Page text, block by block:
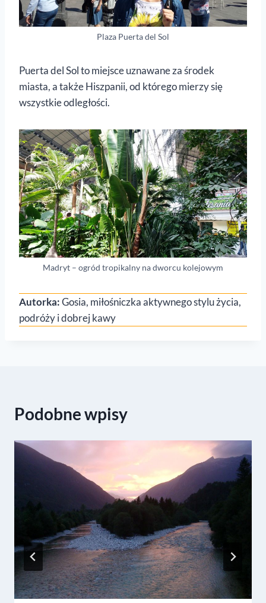
Plaza Puerta del Sol
Puerta del Sol to miejsce uznawane za środek
miasta, a także Hiszpanii, od którego mierzy się
wszystkie odległości.
Madryt – ogród tropikalny na dworcu kolejowym
Autorka:Gosia, miłośniczka aktywnego stylu życia,
podróży i dobrej kawy
Podobne wpisy